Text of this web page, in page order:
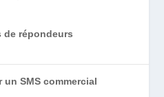
SMS commercial